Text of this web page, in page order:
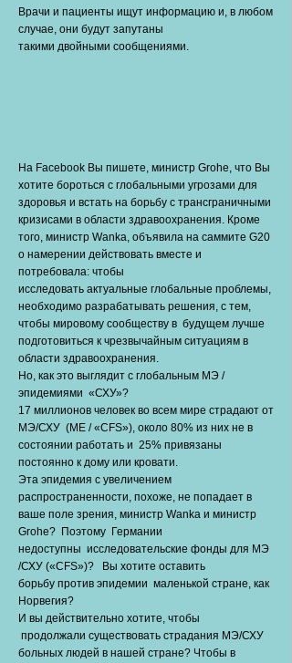
Врачи и пациенты ищут информацию и, в любом
случае, они будут запутаны
такими двойными сообщениями.
На Facebook Вы пишете, министр Grohe, что Вы
хотите бороться с глобальными угрозами для
здоровья и встать на борьбу с трансграничными
кризисами в области здравоохранения. Кроме
того, министр Wanka, объявила на саммите G20
о намерении действовать вместе и
потребовала: чтобы
исследовать актуальные глобальные проблемы,
необходимо разрабатывать решения, с тем,
чтобы мировому сообществу в будущем лучше
подготовиться к чрезвычайным ситуациям в
области здравоохранения.
Но, как это выглядит с глобальным MЭ /
эпидемиями «СХУ»?
17 миллионов человек во всем мире страдают от
МЭ/СХУ (ME / «CFS»), около 80% из них не в
состоянии работать и 25% привязаны
постоянно к дому или кровати.
Эта эпидемия с увеличением
распространенности, похоже, не попадает в
ваше поле зрения, министр Wanka и министр
Grohe? Поэтому Германии
недоступны исследовательские фонды для МЭ
/СХУ («CFS»)? Вы хотите оставить
борьбу против эпидемии маленькой стране, как
Норвегия?
И вы действительно хотите, чтобы
продолжали существовать страдания МЭ/СХУ
больных людей в нашей стране? Чтобы в